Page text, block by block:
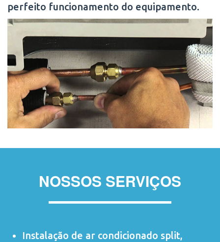
perfeito funcionamento do equipamento.
NOSSOS SERVIÇOS
Instalação de ar condicionado split,